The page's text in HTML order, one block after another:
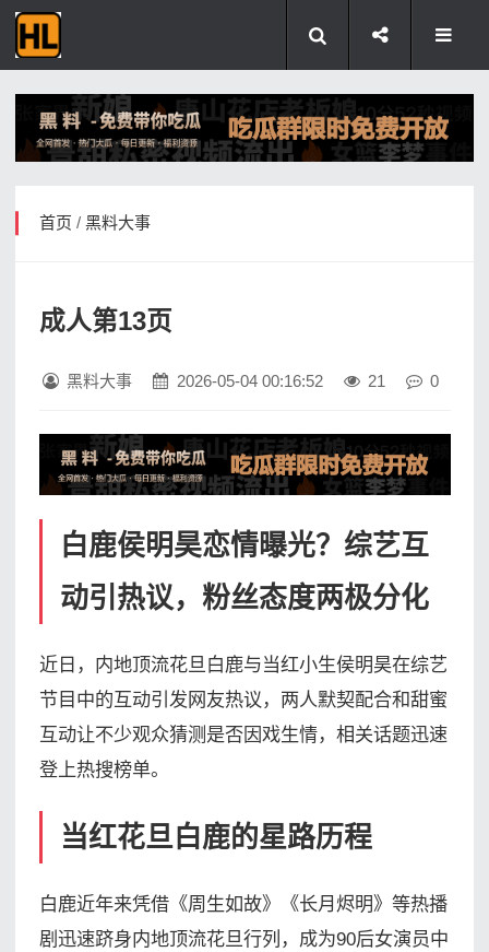
首页 / 黑料大事
成人第13页
黑料大事 2026-05-04 00:16:52 21 0
白鹿侯明昊恋情曝光？综艺互
动引热议，粉丝态度两极分化
近日，内地顶流花旦白鹿与当红小生侯明昊在综艺
节目中的互动引发网友热议，两人默契配合和甜蜜
互动让不少观众猜测是否因戏生情，相关话题迅速
登上热搜榜单。
当红花旦白鹿的星路历程
白鹿近年来凭借《周生如故》《长月烬明》等热播
剧迅速跻身内地顶流花旦行列，成为90后女演员中